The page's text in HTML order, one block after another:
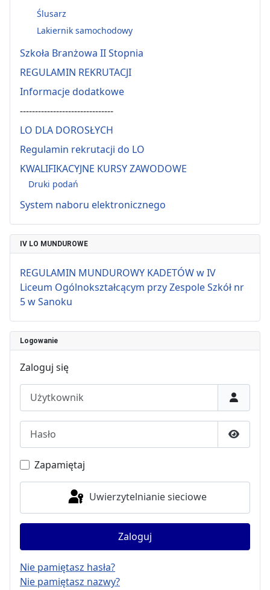
Ślusarz
Lakiernik samochodowy
Szkoła Branżowa II Stopnia
REGULAMIN REKRUTACJI
Informacje dodatkowe
-------------------------------
LO DLA DOROSŁYCH
Regulamin rekrutacji do LO
KWALIFIKACYJNE KURSY ZAWODOWE
Druki podań
System naboru elektronicznego
IV LO MUNDUROWE
REGULAMIN MUNDUROWY KADETÓW w IV
Liceum Ogólnokształcącym przy Zespole Szkół nr
5 w Sanoku
Logowanie
Zaloguj się
Użytkownik
Hasło
Pokaż
Zapamiętaj
Uwierzytelnianie sieciowe
Zaloguj
Nie pamiętasz hasła?
Nie pamiętasz nazwy?